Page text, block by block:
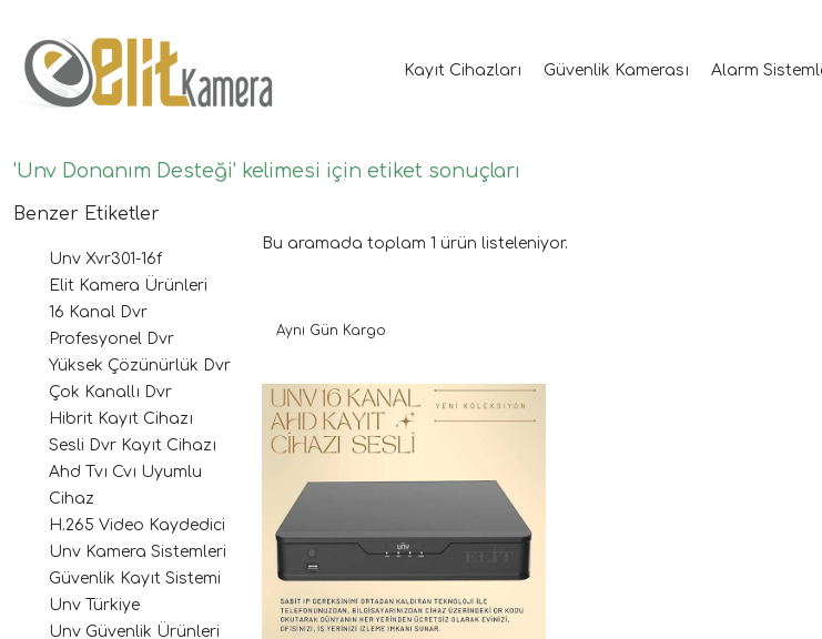
Kayıt Cihazları Güvenlik Kamerası Alarm
'Unv Donanım Desteği' kelimesi için etiket sonuçları
Benzer Etiketler
Unv Xvr301-16f
Elit Kamera Ürünleri
16 Kanal Dvr
Profesyonel Dvr
Yüksek Çözünürlük Dvr
Çok Kanallı Dvr
Hibrit Kayıt Cihazı
Sesli Dvr Kayıt Cihazı
Ahd Tvı Cvı Uyumlu
Cihaz
H.265 Video Kaydedici
Unv Kamera Sistemleri
Güvenlik Kayıt Sistemi
Unv Türkiye
Unv Güvenlik Ürünleri
Bu aramada toplam 1 ürün listeleniyor.
Aynı Gün Kargo